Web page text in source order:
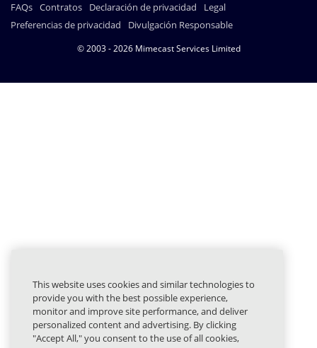
FAQs Contratos Declaración de privacidad
Legal
Preferencias de privacidad
Divulgación Responsable
© 2003 - 2026 Mimecast Services Limited
This website uses cookies and similar technologies to
provide you with the best possible experience,
monitor and improve site performance, and deliver
personalized content and advertising. By clicking
"Accept All," you consent to the use of all cookies,